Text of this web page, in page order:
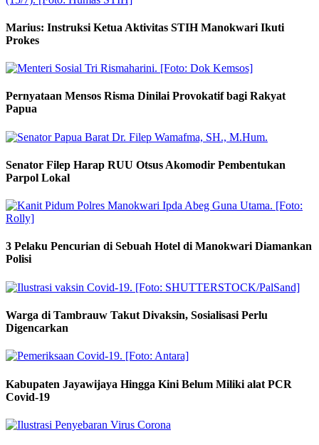
Marius: Instruksi Ketua Aktivitas STIH Manokwari Ikuti
Prokes
Pernyataan Mensos Risma Dinilai Provokatif bagi Rakyat
Papua
Senator Filep Harap RUU Otsus Akomodir Pembentukan
Parpol Lokal
3 Pelaku Pencurian di Sebuah Hotel di Manokwari Diamankan
Polisi
Warga di Tambrauw Takut Divaksin, Sosialisasi Perlu
Digencarkan
Kabupaten Jayawijaya Hingga Kini Belum Miliki alat PCR
Covid-19